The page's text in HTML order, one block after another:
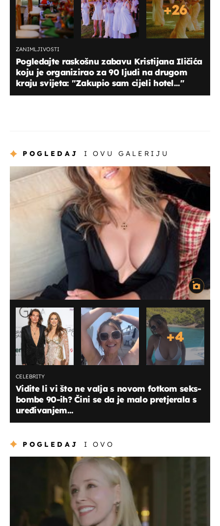
+26
ZANIMLJIVOSTI
Pogledajte raskošnu zabavu Kristijana Iličića
koju je organizirao za 90 ljudi na drugom
kraju svijeta: "Zakupio sam cijeli hotel..."
POGLEDAJ I OVU GALERIJU
+4
CELEBRITY
Vidite li vi što ne valja s novom fotkom seks-
bombe 90-ih? Čini se da je malo pretjerala s
uređivanjem...
POGLEDAJ I OVO